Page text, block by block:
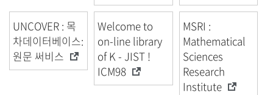
UNCOVER : 목
차데이터베이스:
원문 써비스
Welcome to
on-line library
of K - JIST !
ICM98
MSRI :
Mathematical
Sciences
Research
Institute